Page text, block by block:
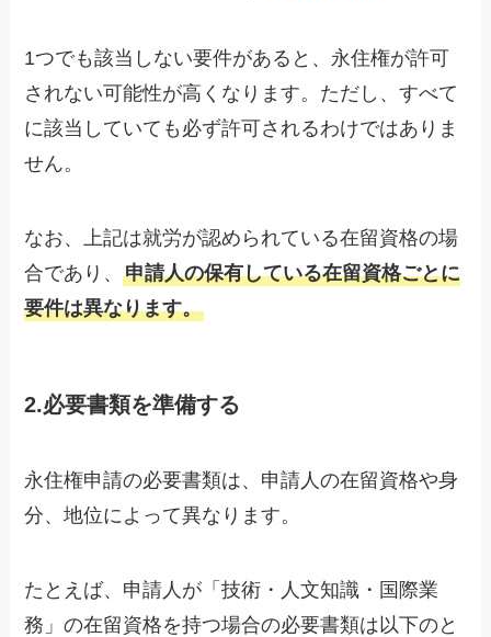
1つでも該当しない要件があると、永住権が許可
されない可能性が高くなります。ただし、すべて
に該当していても必ず許可されるわけではありま
せん。
なお、上記は就労が認められている在留資格の場
合であり、申請人の保有している在留資格ごとに
要件は異なります。
2.必要書類を準備する
永住権申請の必要書類は、申請人の在留資格や身
分、地位によって異なります。
たとえば、申請人が「技術・人文知識・国際業
務」の在留資格を持つ場合の必要書類は以下のと